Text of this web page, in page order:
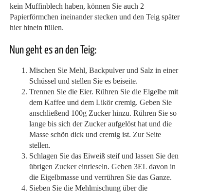
kein Muffinblech haben, können Sie auch 2
Papierförmchen ineinander stecken und den Teig später
hier hinein füllen.
Nun geht es an den Teig:
Mischen Sie Mehl, Backpulver und Salz in einer
Schüssel und stellen Sie es beiseite.
Trennen Sie die Eier. Rühren Sie die Eigelbe mit
dem Kaffee und dem Likör cremig. Geben Sie
anschließend 100g Zucker hinzu. Rühren Sie so
lange bis sich der Zucker aufgelöst hat und die
Masse schön dick und cremig ist. Zur Seite
stellen.
Schlagen Sie das Eiweiß steif und lassen Sie den
übrigen Zucker einrieseln. Geben 3EL davon in
die Eigelbmasse und verrühren Sie das Ganze.
Sieben Sie die Mehlmischung über die